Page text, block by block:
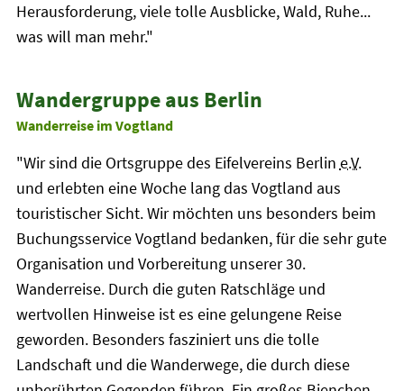
Herausforderung, viele tolle Ausblicke, Wald, Ruhe...
was will man mehr."
Wandergruppe aus Berlin
Wanderreise im Vogtland
"Wir sind die Ortsgruppe des Eifelvereins Berlin e.V.
und erlebten eine Woche lang das Vogtland aus
touristischer Sicht. Wir möchten uns besonders beim
Buchungsservice Vogtland bedanken, für die sehr gute
Organisation und Vorbereitung unserer 30.
Wanderreise. Durch die guten Ratschläge und
wertvollen Hinweise ist es eine gelungene Reise
geworden. Besonders fasziniert uns die tolle
Landschaft und die Wanderwege, die durch diese